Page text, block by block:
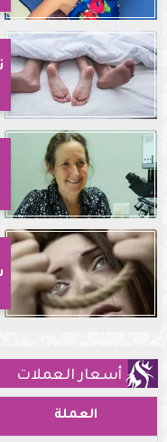
أسعار العملات
العملة